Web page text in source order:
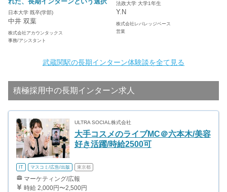
日本大学 既卒(学部)
中井 双葉
株式会社アカウンタックス
事務/アシスタント
法政大学 大学1年生
Y.N
株式会社レバレッジベース
営業
武蔵関駅の長期インターン体験談を全て見る
積極採用中の長期インターン求人
ULTRA SOCIAL株式会社
大手コスメのライブMC＠六本木/美容
好き活躍/時給2500可
IT マスコミ/広告/出版 東京都
マーケティング/広報
時給 2,000円〜2,500円